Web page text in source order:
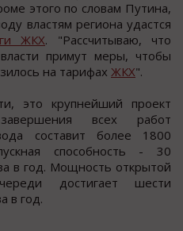
этого по словам Путина,
властям региона удастся
ЖКХ. "Рассчитываю, что
примут меры, чтобы
на тарифах ЖКХ".
это крупнейший проект
всех работ
составит более 1800
способность - 30
в год. Мощность открытой
достигает шести
в год.